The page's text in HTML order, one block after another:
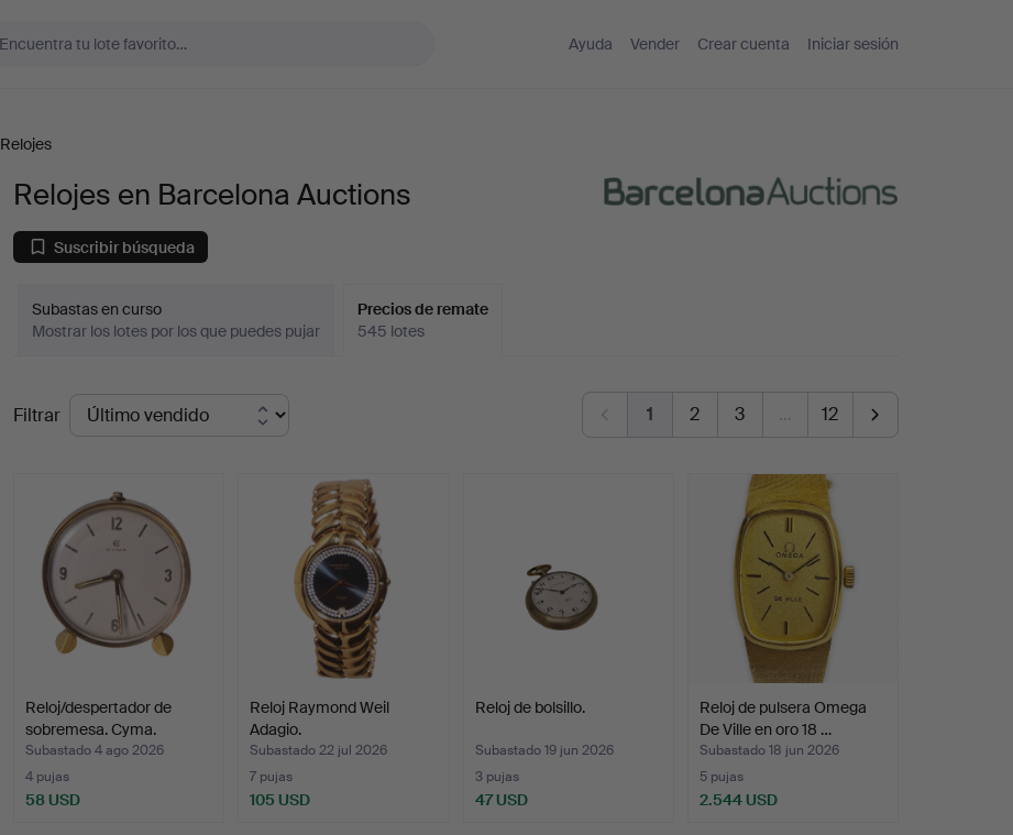
Ayuda Vender Crear cuenta Iniciar sesión
Relojes
Relojes en Barcelona Auctions
Suscribir búsqueda
Subastas en curso
Mostrar los lotes por los que puedes pujar
Precios de remate
545 lotes
Precios
de
Filtrar 1 2 3 … 12
Reloj/despertador de
sobremesa. Cyma.
Subastado 4 ago 2026
4 pujas
58 USD
Reloj Raymond Weil
Adagio.
Subastado 22 jul 2026
7 pujas
105 USD
Reloj de bolsillo.
Subastado 19 jun 2026
3 pujas
47 USD
Reloj de pulsera Omega
De Ville en oro 18 …
Subastado 18 jun 2026
5 pujas
2.544 USD